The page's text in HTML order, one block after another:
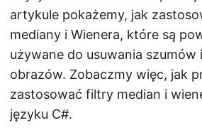
artykule pokażemy, jak
mediany i Wienera, które są
używane do usuwania szumów
obrazów. Zobaczmy więc, jak
zastosować filtry median i
języku C#.